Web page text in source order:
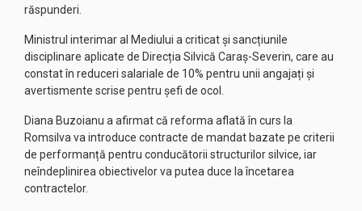
răspunderi.
Ministrul interimar al Mediului a criticat și sancțiunile
disciplinare aplicate de Direcția Silvică Caraș-Severin, care au
constat în reduceri salariale de 10% pentru unii angajați și
avertismente scrise pentru șefi de ocol.
Diana Buzoianu a afirmat că reforma aflată în curs la
Romsilva va introduce contracte de mandat bazate pe criterii
de performanță pentru conducătorii structurilor silvice, iar
neîndeplinirea obiectivelor va putea duce la încetarea
contractelor.